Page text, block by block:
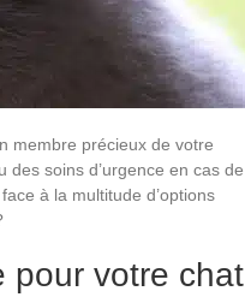
membre précieux de votre
soins d’urgence en cas de
à la multitude d’options
pour votre chat